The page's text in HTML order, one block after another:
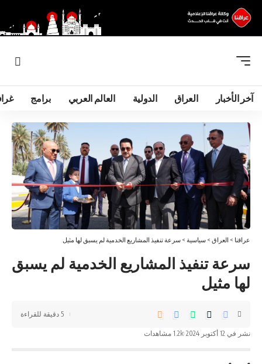
آخر الأخبار العراق الدولية العالم العربي برامج
عراقنا > العراق > سياسية > سرعة تنفيذ المشاريع الخدمية لم يسبق لها مثيل
سرعة تنفيذ المشاريع الخدمية لم يسبق
لها مثيل
نشر في 12 أكتوبر 2024 1.2k مشاهدات
5 دقيقة للقراءة